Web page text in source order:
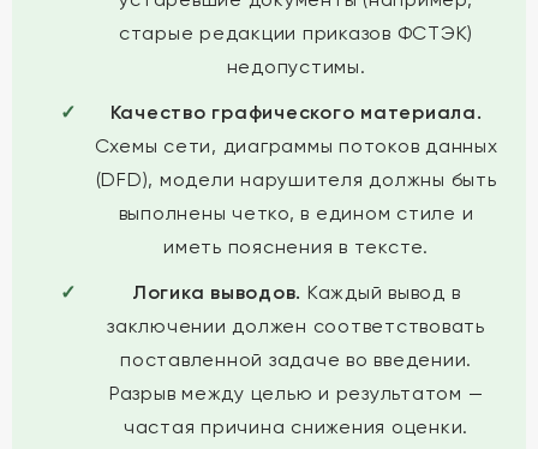
старые редакции приказов ФСТЭК)
недопустимы.
Качество графического материала.
Схемы сети, диаграммы потоков данных
(DFD), модели нарушителя должны быть
выполнены четко, в едином стиле и
иметь пояснения в тексте.
Логика выводов. Каждый вывод в
заключении должен соответствовать
поставленной задаче во введении.
Разрыв между целью и результатом —
частая причина снижения оценки.